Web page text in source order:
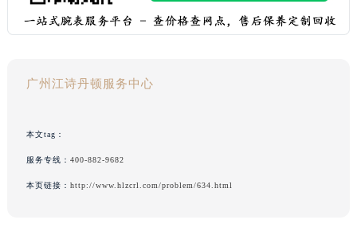
广州江诗丹顿服务中心
本文tag：
服务专线： 400-882-9682
本页链接： http://www.hlzcrl.com/problem/634.html